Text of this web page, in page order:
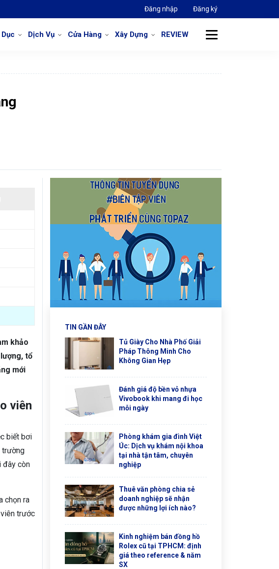
Đăng nhập Đăng ký
Dịch Vụ Cửa Hàng Xây Dựng REVIEW
khảo
tổ
mới
viên
biết bơi
trường
đây còn
chọn ra
trước
TIN GẦN ĐÂY
Tủ Giày Cho Nhà Phố Giải
Pháp Thông Minh Cho
Không Gian Hẹp
Đánh giá độ bền vỏ nhựa
Vivobook khi mang đi học
mỗi ngày
Phòng khám gia đình Việt
Úc: Dịch vụ khám nội khoa
tại nhà tận tâm, chuyên
nghiệp
Thuê văn phòng chia sẻ
doanh nghiệp sẽ nhận
được những lợi ích nào?
Kinh nghiệm bán đồng hồ
Rolex cũ tại TPHCM: định
giá theo reference & năm
SX